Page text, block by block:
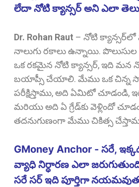
లేదా నోటి క్యాన్సర్ అని ఎలా
Dr. Rohan Raut – నోటి క్యాన్సర్‌లో
నాలుగు రకాలు ఉన్నాయి. పొలుసుల
ఒక రకమైన నోటి క్యాన్సర్, ఇది మన
బయాప్సీ చేయాలి. మేము ఒక చిన్న
పరీక్షిస్తాము, అది ఏమిటో చూడండి,
మరియు అది ఏ గ్రేడ్‌కు వెళ్లిందో
తదనుగుణంగా మేము చికిత్స
GMoney Anchor - సరే,
వ్యాధి నిర్ధారణ ఎలా
సరే సర్ ఇది పూర్తిగా